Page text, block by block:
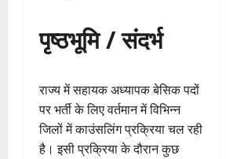
पृष्ठभूमि / संदर्भ
राज्य में सहायक अध्यापक बेसिक पदों
पर भर्ती के लिए वर्तमान में विभिन्न
जिलों में काउंसलिंग प्रक्रिया चल रही
है। इसी प्रक्रिया के दौरान कुछ